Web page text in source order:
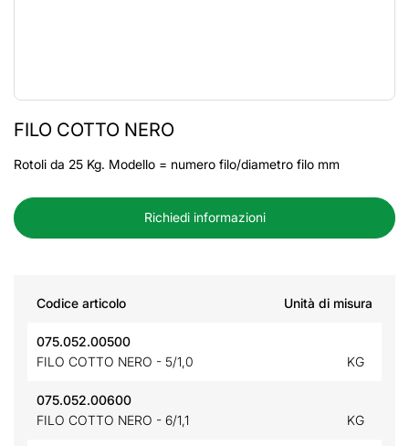
FILO COTTO NERO
Rotoli da 25 Kg. Modello = numero filo/diametro filo mm
Richiedi informazioni
Codice articolo Unità di misura
075.052.00500
FILO COTTO NERO - 5/1,0
KG
075.052.00600
FILO COTTO NERO - 6/1,1
KG